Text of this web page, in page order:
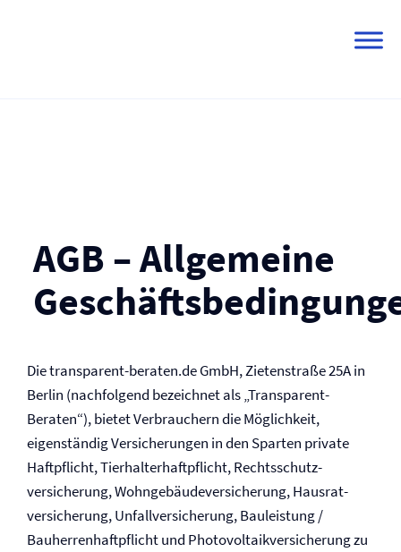
AGB – Allgemeine
Die transparent-beraten.de GmbH, Zietenstraße 25A in
Berlin (nachfolgend bezeichnet als „Transparent-
Beraten“), bietet Verbrauchern die Möglichkeit,
eigenständig Versicherungen in den Sparten private
Haftpflicht, Tierhalter­haftpflicht, Rechtsschutz­
versicherung, Wohngebäude­versicherung, Hausrat­
versicherung, Unfall­versicherung, Bauleistung /
Bauherren­haftpflicht und Photovoltaik­versicherung zu